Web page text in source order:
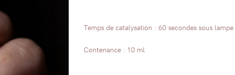
Temps de catalysation : 60 secondes sous
Contenance : 10 ml